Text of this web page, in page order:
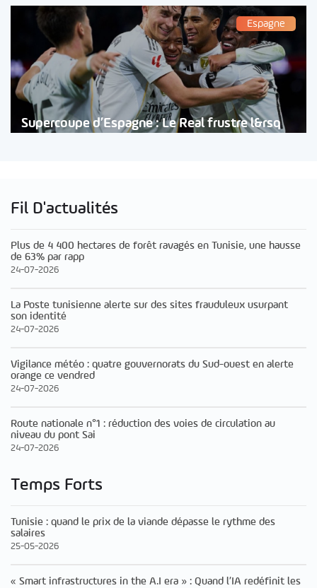
Espagne
Supercoupe d’Espagne : Le Real frustre l&rsq
Fil D'actualités
Plus de 4 400 hectares de forêt ravagés en Tunisie, une hausse
de 63% par rapp
24-07-2026
La Poste tunisienne alerte sur des sites frauduleux usurpant
son identité
24-07-2026
Vigilance météo : quatre gouvernorats du Sud-ouest en alerte
orange ce vendred
24-07-2026
Route nationale n°1 : réduction des voies de circulation au
niveau du pont Sai
24-07-2026
Temps Forts
Tunisie : quand le prix de la viande dépasse le rythme des
salaires
25-05-2026
« Smart infrastructures in the A.I era » : Quand l’IA redéfinit les